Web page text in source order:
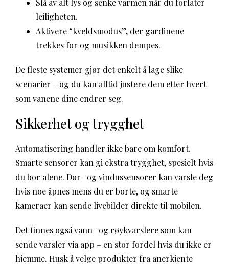
Slå av alt lys og senke varmen når du forlater
leiligheten.
Aktivere “kveldsmodus”, der gardinene
trekkes for og musikken dempes.
De fleste systemer gjør det enkelt å lage slike
scenarier – og du kan alltid justere dem etter hvert
som vanene dine endrer seg.
Sikkerhet og trygghet
Automatisering handler ikke bare om komfort.
Smarte sensorer kan gi ekstra trygghet, spesielt hvis
du bor alene. Dør- og vindussensorer kan varsle deg
hvis noe åpnes mens du er borte, og smarte
kameraer kan sende livebilder direkte til mobilen.
Det finnes også vann- og røykvarslere som kan
sende varsler via app – en stor fordel hvis du ikke er
hjemme. Husk å velge produkter fra anerkjente